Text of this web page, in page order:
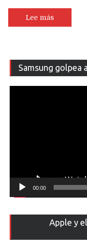
teléfono
5G
con
en
2019
Lee más
Samsung golpea
00:00
Apple y